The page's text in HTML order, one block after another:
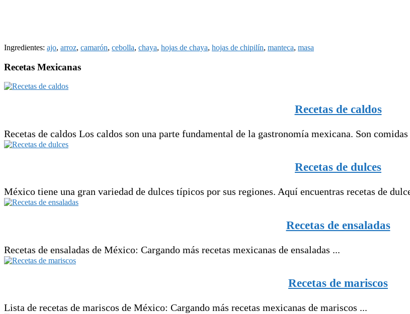
Ingredientes: ajo, arroz, camarón, cebolla, chaya, hojas de chaya, hojas de chipilín, manteca, masa
Recetas Mexicanas
Recetas de caldos
Recetas de caldos Los caldos son una parte fundamental de la gastronomía mexicana. Son
Recetas de dulces
México tiene una gran variedad de dulces típicos por sus regiones. Aquí encuentras recetas de
Recetas de ensaladas
Recetas de ensaladas de México: Cargando más recetas mexicanas de ensaladas ...
Recetas de mariscos
Lista de recetas de mariscos de México: Cargando más recetas mexicanas de mariscos ...